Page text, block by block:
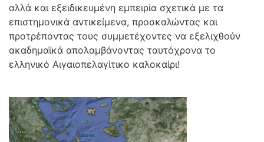
αλλά και εξειδικευμένη εμπειρία σχετικά με τα
επιστημονικά αντικείμενα, προσκαλώντας και
προτρέποντας τους συμμετέχοντες να εξελιχθούν
ακαδημαϊκά απολαμβάνοντας ταυτόχρονα το
ελληνικό Αιγαιοπελαγίτικο καλοκαίρι!